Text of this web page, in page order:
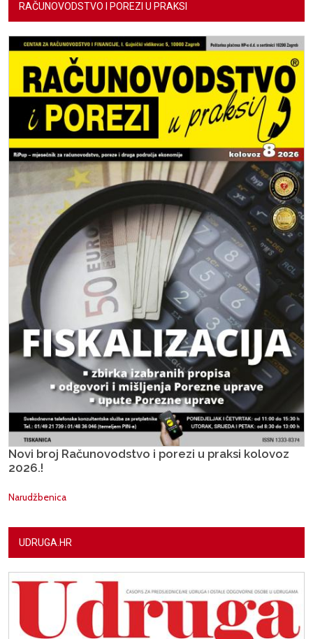
RAČUNOVODSTVO I POREZI U PRAKSI
Novi broj Računovodstvo i porezi u praksi kolovoz
2026.!
Narudžbenica
UDRUGA.HR